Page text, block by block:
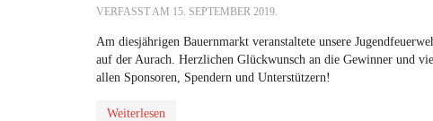
VERFASST AM 15. SEPTEMBER 2019.
Am diesjährigen Bauernmarkt veranstaltete unsere
auf der Aurach. Herzlichen Glückwunsch an die Gewinner und
allen Sponsoren, Spendern und Unterstützern!
Weiterlesen